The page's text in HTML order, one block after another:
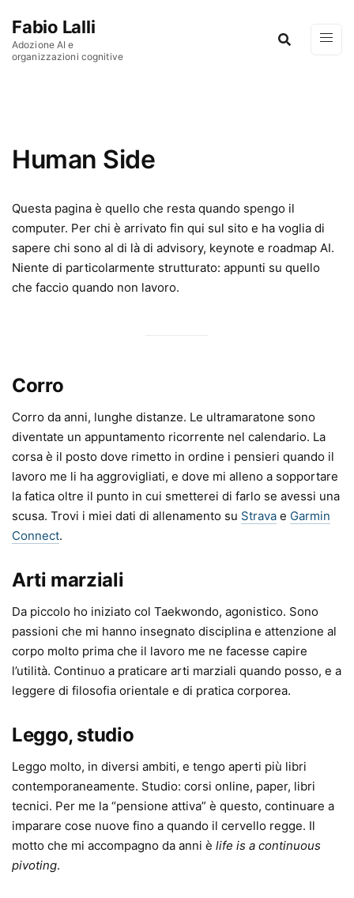
Fabio Lalli
Adozione AI e
organizzazioni cognitive
Human Side
Questa pagina è quello che resta quando spengo il
computer. Per chi è arrivato fin qui sul sito e ha voglia di
sapere chi sono al di là di advisory, keynote e roadmap AI.
Niente di particolarmente strutturato: appunti su quello
che faccio quando non lavoro.
Corro
Corro da anni, lunghe distanze. Le ultramaratone sono
diventate un appuntamento ricorrente nel calendario. La
corsa è il posto dove rimetto in ordine i pensieri quando il
lavoro me li ha aggrovigliati, e dove mi alleno a sopportare
la fatica oltre il punto in cui smetterei di farlo se avessi una
scusa. Trovi i miei dati di allenamento su Strava e Garmin
Connect.
Arti marziali
Da piccolo ho iniziato col Taekwondo, agonistico. Sono
passioni che mi hanno insegnato disciplina e attenzione al
corpo molto prima che il lavoro me ne facesse capire
l’utilità. Continuo a praticare arti marziali quando posso, e a
leggere di filosofia orientale e di pratica corporea.
Leggo, studio
Leggo molto, in diversi ambiti, e tengo aperti più libri
contemporaneamente. Studio: corsi online, paper, libri
tecnici. Per me la “pensione attiva” è questo, continuare a
imparare cose nuove fino a quando il cervello regge. Il
motto che mi accompagno da anni è life is a continuous
pivoting.